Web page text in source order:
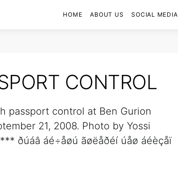
HOME ABOUT US SOCIAL MEDIA
CONTROL
passport control at Ben Gurion
21, 2008. Photo by Yossi
ðúáâ áé÷åøú ãøëåðéí úåø áéèçåï